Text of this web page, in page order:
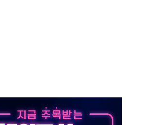
3.5m 높은 물결
응기구 가동
고립…전원 구조
유성우 관측
우…호우경보 발효
부 조사